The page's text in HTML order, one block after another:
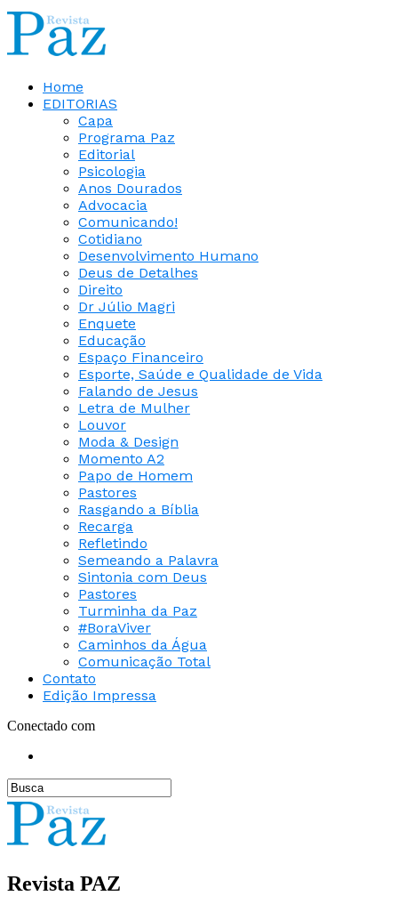
Home
EDITORIAS
Capa
Programa Paz
Editorial
Psicologia
Anos Dourados
Advocacia
Comunicando!
Cotidiano
Desenvolvimento Humano
Deus de Detalhes
Direito
Dr Júlio Magri
Enquete
Educação
Espaço Financeiro
Esporte, Saúde e Qualidade de Vida
Falando de Jesus
Letra de Mulher
Louvor
Moda & Design
Momento A2
Papo de Homem
Pastores
Rasgando a Bíblia
Recarga
Refletindo
Semeando a Palavra
Sintonia com Deus
Pastores
Turminha da Paz
#BoraViver
Caminhos da Água
Comunicação Total
Contato
Edição Impressa
Conectado com
Revista PAZ